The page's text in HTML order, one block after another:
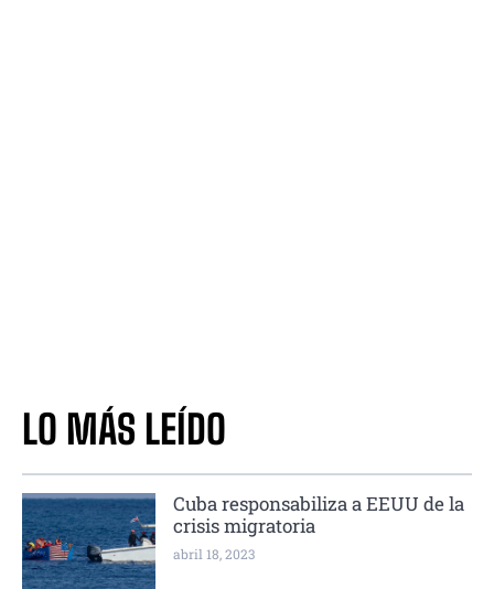
LO MÁS LEÍDO
Cuba responsabiliza a EEUU de la
crisis migratoria
abril 18, 2023